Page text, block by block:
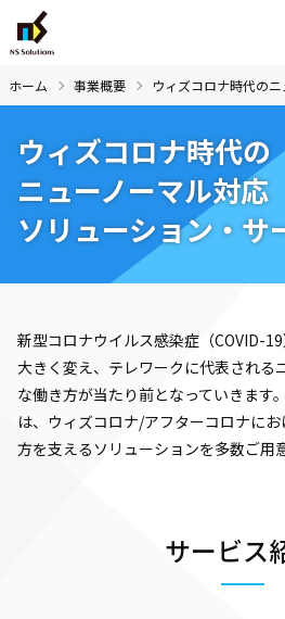
ホーム 事業概要 ウィズコロナ時代の
ウィズコロナ時代の
ニューノーマル対応
ソリューション・サ
新型コロナウイルス感染症（COVID-
大きく変え、テレワークに代表される
な働き方が当たり前となっていきます
は、ウィズコロナ/アフターコロナに
方を支えるソリューションを多数ご用
サービス